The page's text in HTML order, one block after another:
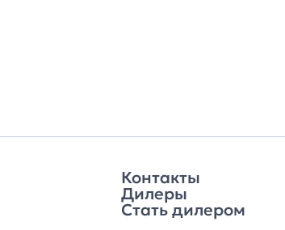
Контакты
Дилеры
Стать дилером